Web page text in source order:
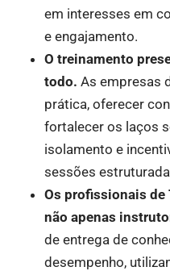
em interesses em
e engajamento.
O treinamento
todo. As empresas
prática, oferecer
fortalecer os laços
isolamento e
sessões
Os profissionais de
não apenas
de entrega de
desempenho,